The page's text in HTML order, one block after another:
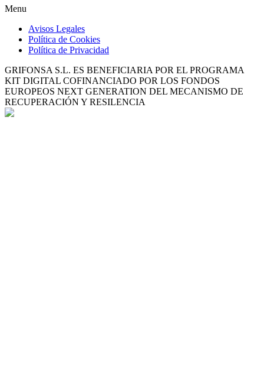
Menu
Avisos Legales
Política de Cookies
Política de Privacidad
GRIFONSA S.L. ES BENEFICIARIA POR EL PROGRAMA
KIT DIGITAL COFINANCIADO POR LOS FONDOS
EUROPEOS NEXT GENERATION DEL MECANISMO DE
RECUPERACIÓN Y RESILENCIA